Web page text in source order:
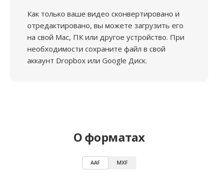
Как только ваше видео сконвертировано и
отредактировано, вы можете загрузить его
на свой Mac, ПК или другое устройство. При
необходимости сохраните файл в свой
аккаунт Dropbox или Google Диск.
О форматах
AAF MXF